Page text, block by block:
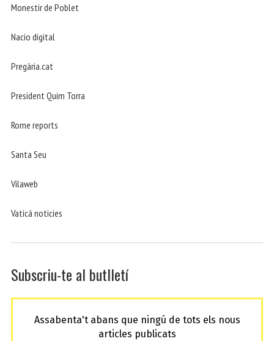
Monestir de Poblet
Nacio digital
Pregària.cat
President Quim Torra
Rome reports
Santa Seu
Vilaweb
Vaticá noticies
Subscriu-te al butlletí
Assabenta't abans que ningú de tots els nous
articles publicats